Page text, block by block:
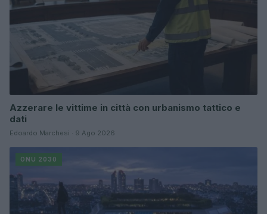
Azzerare le vittime in città con urbanismo tattico e
dati
Edoardo Marchesi · 9 Ago 2026
ONU 2030